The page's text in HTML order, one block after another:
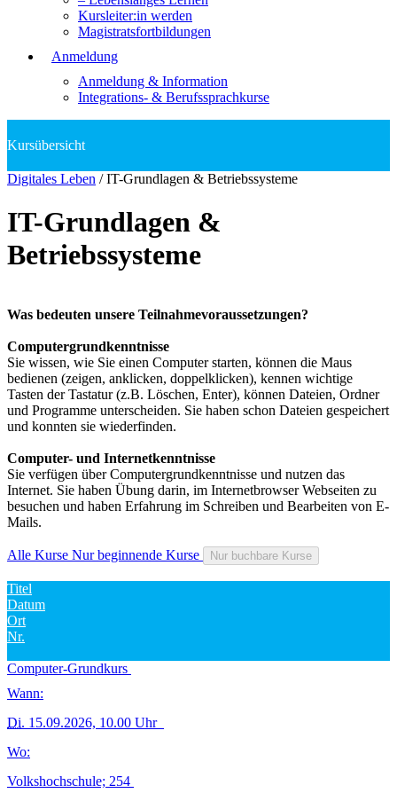
Kursleiter:in werden
Magistratsfortbildungen
Anmeldung
Anmeldung & Information
Integrations- & Berufssprachkurse
Digitales Leben /IT-Grundlagen & Betriebssysteme
IT-Grundlagen &
Betriebssysteme
Was bedeuten unsere Teilnahmevoraussetzungen?
Computergrundkenntnisse
Sie wissen, wie Sie einen Computer starten, können die Maus
bedienen (zeigen, anklicken, doppelklicken), kennen wichtige
Tasten der Tastatur (z.B. Löschen, Enter), können Dateien, Ordner
und Programme unterscheiden. Sie haben schon Dateien gespeichert
und konnten sie wiederfinden.
Computer- und Internetkenntnisse
Sie verfügen über Computergrundkenntnisse und nutzen das
Internet. Sie haben Übung darin, im Internetbrowser Webseiten zu
besuchen und haben Erfahrung im Schreiben und Bearbeiten von E-
Mails.
Alle Kurse Nur beginnende Kurse Nur buchbare Kurse
Titel
Datum
Ort
Nr.
Computer-Grundkurs
Wann:
Di. 15.09.2026, 10.00 Uhr
Wo:
Volkshochschule; 254